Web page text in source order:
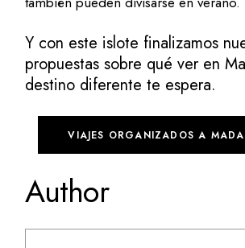
Y con este islote finalizamos
propuestas sobre qué ver en
destino diferente te espera.
VIAJES ORGANIZADOS A
Author